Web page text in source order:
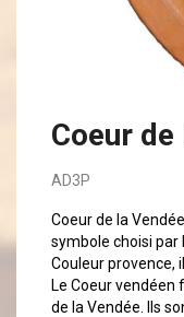
Coeur de
AD3P
Coeur de la
symbole choisi par
Couleur provence,
Le Coeur
de la Vendée. Ils